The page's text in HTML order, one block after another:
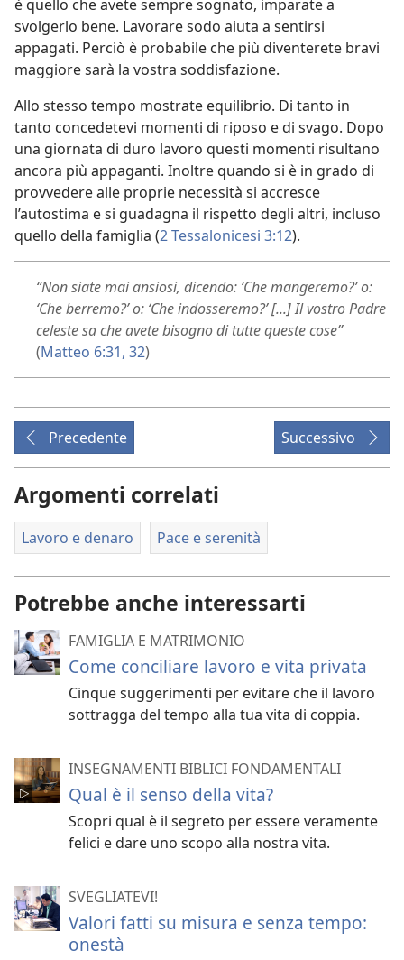
è quello che avete sempre sognato, imparate a
svolgerlo bene. Lavorare sodo aiuta a sentirsi
appagati. Perciò è probabile che più diventerete bravi
maggiore sarà la vostra soddisfazione.
Allo stesso tempo mostrate equilibrio. Di tanto in
tanto concedetevi momenti di riposo e di svago. Dopo
una giornata di duro lavoro questi momenti risultano
ancora più appaganti. Inoltre quando si è in grado di
provvedere alle proprie necessità si accresce
l’autostima e si guadagna il rispetto degli altri, incluso
quello della famiglia (2 Tessalonicesi 3:12).
“Non siate mai ansiosi, dicendo: ‘Che mangeremo?’ o:
‘Che berremo?’ o: ‘Che indosseremo?’ [...] Il vostro Padre
celeste sa che avete bisogno di tutte queste cose”
(Matteo 6:31, 32)
Precedente Successivo
Argomenti correlati
Lavoro e denaro Pace e serenità
Potrebbe anche interessarti
FAMIGLIA E MATRIMONIO
Come conciliare lavoro e vita privata
Cinque suggerimenti per evitare che il lavoro
sottragga del tempo alla tua vita di coppia.
INSEGNAMENTI BIBLICI FONDAMENTALI
Qual è il senso della vita?
Scopri qual è il segreto per essere veramente
felici e dare uno scopo alla nostra vita.
SVEGLIATEVI!
Valori fatti su misura e senza tempo:
onestà